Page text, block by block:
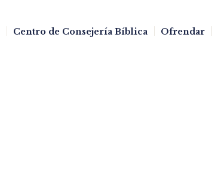
Centro de Consejería Bíblica Ofrendar